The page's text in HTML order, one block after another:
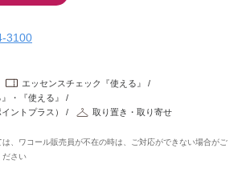
3100
エッセンスチェック『使える』
・『使える』
ントプラス）
取り置き・取り寄せ
、ワコール販売員が不在の時は、ご対応ができない場合がご
ださい